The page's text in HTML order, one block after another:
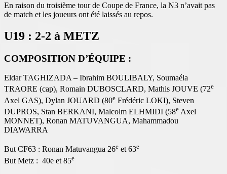
En raison du troisième tour de Coupe de France, la N3 n’avait pas
de match et les joueurs ont été laissés au repos.
U19 : 2-2 à METZ
COMPOSITION D’ÉQUIPE :
Eldar TAGHIZADA – Ibrahim BOULIBALY, Soumaéla
TRAORE (cap), Romain DUBOSCLARD, Mathis JOUVE (72e
Axel GAS), Dylan JOUARD (80e Frédéric LOKI), Steven
DUPROS, Stan BERKANI, Malcolm ELHMIDI (58e Axel
MONNET), Ronan MATUVANGUA, Mahammadou
DIAWARRA
But CF63 : Ronan Matuvangua 26e et 63e
But Metz : 40e et 85e